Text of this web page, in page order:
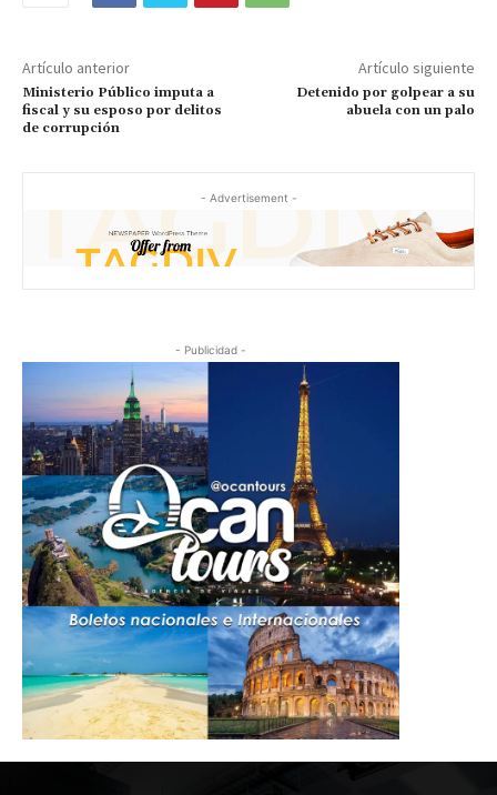
Artículo anterior
Ministerio Público imputa a
fiscal y su esposo por delitos
de corrupción
Artículo siguiente
Detenido por golpear a su
abuela con un palo
- Advertisement -
- Publicidad -